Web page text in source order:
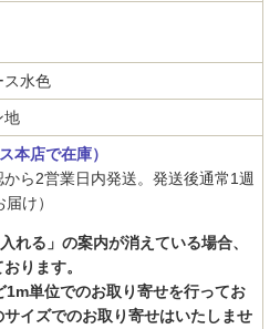
ス水色
地
本店で在庫）
から2営業日内発送。発送後通常1週
け）
れる」の案内が消えている場合、
ります。
1m単位でのお取り寄せを行ってお
サイズでのお取り寄せはいたしませ